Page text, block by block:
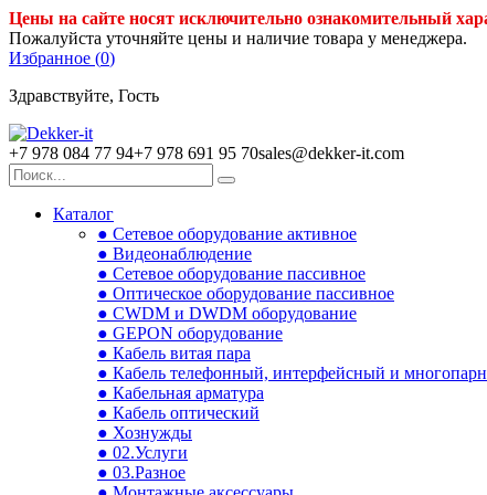
Цены на сайте носят исключительно ознакомительный
Пожалуйста уточняйте цены и наличие товара у менеджера.
Избранное (0)
Здравствуйте, Гость
+7 978 084 77 94+7 978 691 95 70sales@dekker-it.com
Каталог
● Сетевое оборудование активное
● Видеонаблюдение
● Сетевое оборудование пассивное
● Оптическое оборудование пассивное
● CWDM и DWDM оборудование
● GEPON оборудование
● Кабель витая пара
● Кабель телефонный, интерфейсный и
● Кабельная арматура
● Кабель оптический
● Хознужды
● 02.Услуги
● 03.Разное